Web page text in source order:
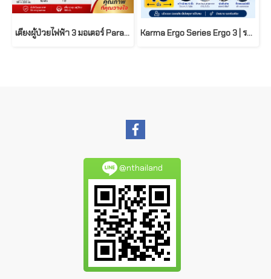
เตียงผู้ป่วยไฟฟ้า 3 มอเตอร์ Paramout Bed รุ่น A5 Series ( Electric Hospital Bed ) รองรับน้ำหนักได้สูงสุด 230 กก. Karma Ergo Series Ergo 3 | รถเข็นผู้ป่วย Karma Ergo 3 รุ่นน้ำหนักเบา
@nthailand